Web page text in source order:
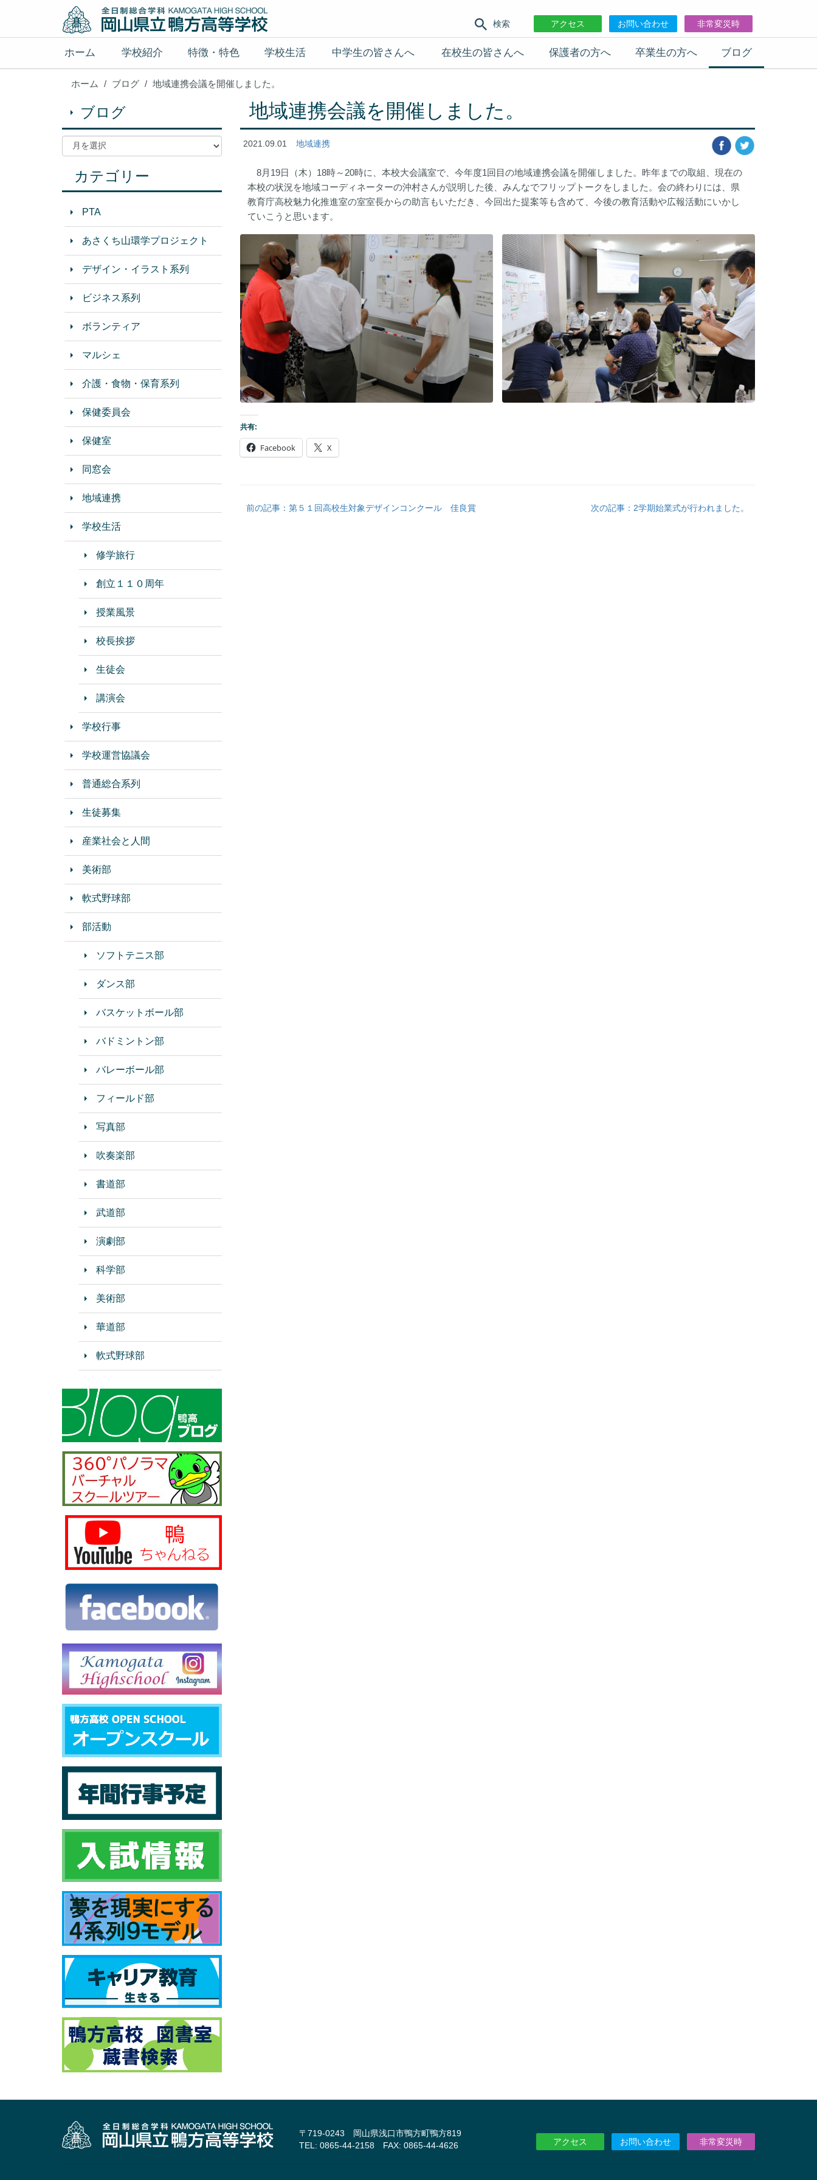
検索 アクセス お問い合わせ 非常変災時
ホーム 学校紹介 特徴・特色 学校生活 中学生の皆さんへ 在校生の皆さんへ 保護者の方へ 卒業生の方へ ブログ
ホーム ブログ 地域連携会議を開催しました。
地域連携会議を開催しました。
2021.09.01 地域連携
8月19日（木）18時～20時に、本校大会議室で、今年度1回目の地域連携会議を開催しました。昨年までの取組、現在の
本校の状況を地域コーディネーターの沖村さんが説明した後、みんなでフリップトークをしました。会の終わりには、県
教育庁高校魅力化推進室の室室長からの助言もいただき、今回出た提案等も含めて、今後の教育活動や広報活動にいかし
ていこうと思います。
共有:
Facebook X
前の記事：第５１回高校生対象デザインコンクール 佳良賞 次の記事：2学期始業式が行われました。
ブログ
カテゴリー
PTA
あさくち山環学プロジェクト
デザイン・イラスト系列
ビジネス系列
ボランティア
マルシェ
介護・食物・保育系列
保健委員会
保健室
同窓会
地域連携
学校生活
修学旅行
創立１１０周年
授業風景
校長挨拶
生徒会
講演会
学校行事
学校運営協議会
普通総合系列
生徒募集
産業社会と人間
美術部
軟式野球部
部活動
ソフトテニス部
ダンス部
バスケットボール部
バドミントン部
バレーボール部
フィールド部
写真部
吹奏楽部
書道部
武道部
演劇部
科学部
美術部
華道部
軟式野球部
〒719-0243 岡山県浅口市鴨方町鴨方819
TEL: 0865-44-2158 FAX: 0865-44-4626
アクセス お問い合わせ 非常変災時